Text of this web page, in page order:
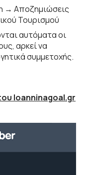
→ Αποζημιώσεις
Τουρισμού
αυτόματα οι
αρκεί να
συμμετοχής.
Ioanninagoal.gr